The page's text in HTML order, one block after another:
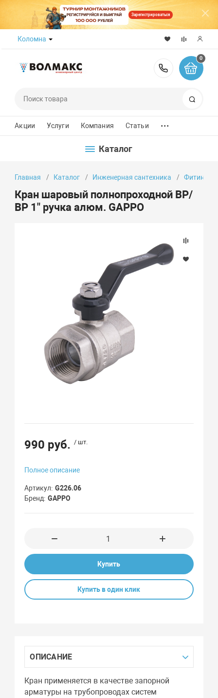
Зарегистрироваться
Коломна
8 (800)
0
Акции Услуги Компания Статьи ...
Каталог
Главная Каталог Инженерная сантехника Фитинги
Кран шаровый полнопроходной ВР/
ВР 1" ручка алюм. GAPPO
990 руб. / шт.
Полное описание
Артикул G226.06
Бренд GAPPO
Купить
Купить в один клик
ОПИСАНИЕ
Кран применяется в качестве запорной
арматуры на трубопроводах систем